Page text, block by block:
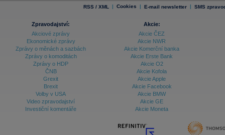
RSS / XML | Cookies | E-mail newsletter | SMS
Zpravodajství:
Akciové zprávy
Ekonomické zprávy
Zprávy o měnách a sazbách
Zprávy o komoditách
Zprávy o HDP
ČNB
Grexit
Brexit
Volby v USA
Video zpravodajství
Investiční komentáře
Akcie:
Akcie ČEZ
Akcie NWR
Akcie Komerční banka
Akcie Erste Bank
Akcie O2
Akcie Kofola
Akcie Apple
Akcie Facebook
Akcie BMW
Akcie GE
Akcie Moneta